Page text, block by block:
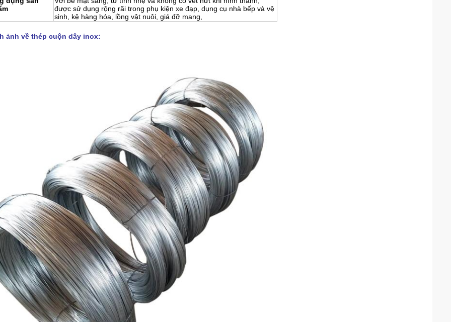
được sử dụng rộng rãi trong phụ kiện xe đạp, dụng cụ nhà bếp và vệ
sinh, kệ hàng hóa, lồng vật nuôi, giá đỡ mang,
ảnh về thép cuộn dây inox: